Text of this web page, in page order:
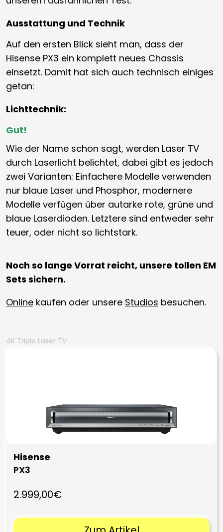
Ausstattung und Technik
Auf den ersten Blick sieht man, dass der
Hisense PX3 ein komplett neues Chassis
einsetzt. Damit hat sich auch technisch einiges
getan:
Lichttechnik:
Gut!
Wie der Name schon sagt, werden Laser TV
durch Laserlicht belichtet, dabei gibt es jedoch
zwei Varianten: Einfachere Modelle verwenden
nur blaue Laser und Phosphor, modernere
Modelle verfügen über autarke rote, grüne und
blaue Laserdioden. Letztere sind entweder sehr
teuer, oder nicht so lichtstark.
Noch so lange Vorrat reicht, unsere tollen EM
Sets sichern.
Online kaufen oder unsere Studios besuchen.
4K Triple Laser TV
Hisense
PX3
2.999,00€